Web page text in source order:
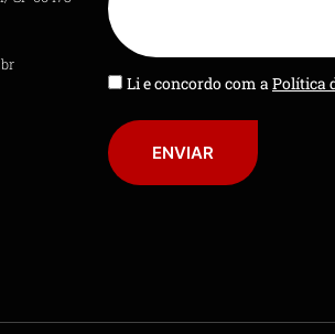
Li e concordo com aPolítica
ENVIAR